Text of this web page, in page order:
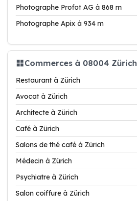
Photographe Profot AG à 868 m
Photographe Apix à 934 m
Commerces à 08004 Zürich
Restaurant à Zürich
Avocat à Zürich
Architecte à Zürich
Café à Zürich
Salons de thé café à Zürich
Médecin à Zürich
Psychiatre à Zürich
Salon coiffure à Zürich